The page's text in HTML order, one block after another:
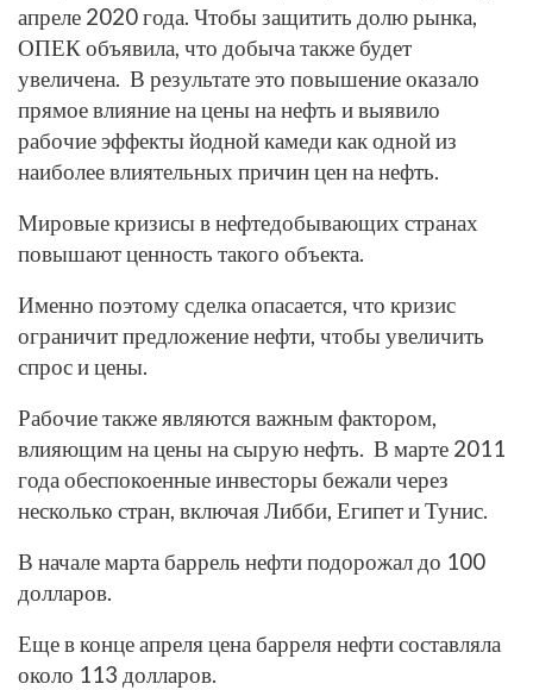
апреле 2020 года. Чтобы защитить долю рынка,
ОПЕК объявила, что добыча также будет
увеличена. В результате это повышение оказало
прямое влияние на цены на нефть и выявило
рабочие эффекты йодной камеди как одной из
наиболее влиятельных причин цен на нефть.
Мировые кризисы в нефтедобывающих странах
повышают ценность такого объекта.
Именно поэтому сделка опасается, что кризис
ограничит предложение нефти, чтобы увеличить
спрос и цены.
Рабочие также являются важным фактором,
влияющим на цены на сырую нефть. В марте 2011
года обеспокоенные инвесторы бежали через
несколько стран, включая Либби, Египет и Тунис.
В начале марта баррель нефти подорожал до 100
долларов.
Еще в конце апреля цена барреля нефти составляла
около 113 долларов.